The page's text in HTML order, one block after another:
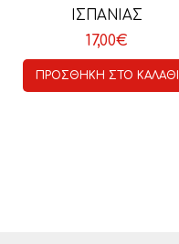
ΙΣΠΑΝΙΑΣ
17,00€
ΠΡΟΣΘΉΚΗ ΣΤΟ ΚΑΛΆΘΙ